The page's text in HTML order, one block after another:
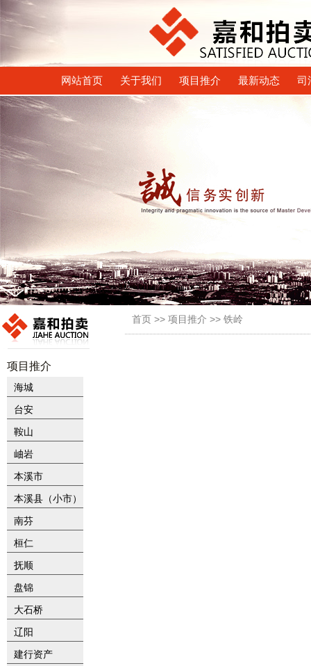
网站首页 关于我们 项目推介 最新动态 司
项目推介
海城
台安
鞍山
岫岩
本溪市
本溪县（小市）
南芬
桓仁
抚顺
盘锦
大石桥
辽阳
建行资产
首页 >> 项目推介 >> 铁岭